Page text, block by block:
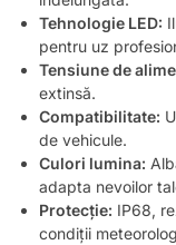
Tehnologie LED:
pentru uz
Tensiune de
extinsă.
Compatibilitate:
de vehicule.
Culori lumina:
adapta nevoilor
Protecție: IP68,
condiții